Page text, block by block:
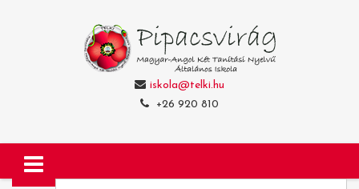
iskola@telki.hu
+26 920 810